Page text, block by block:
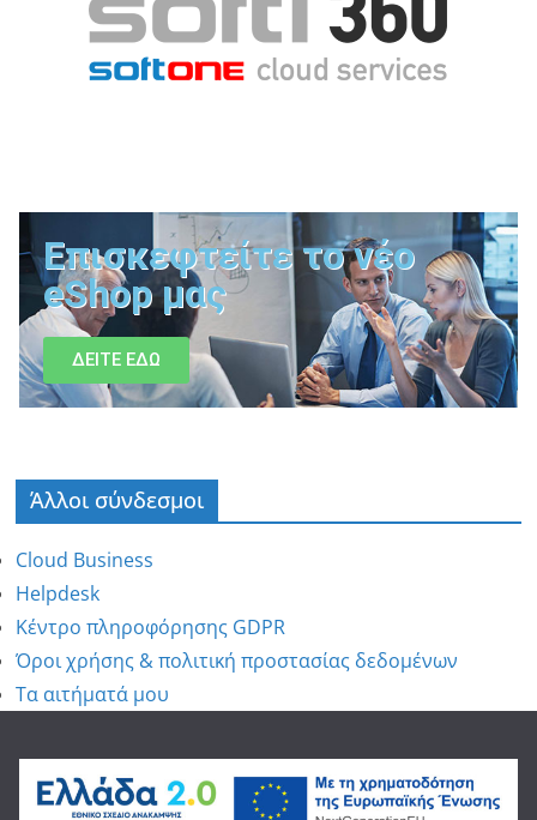
Επισκεφτείτε το νέο
eShop μας
ΔΕΙΤΕ ΕΔΩ
Άλλοι σύνδεσμοι
Cloud Business
Helpdesk
Κέντρο πληροφόρησης GDPR
Όροι χρήσης & πολιτική προστασίας δεδομένων
Τα αιτήματά μου